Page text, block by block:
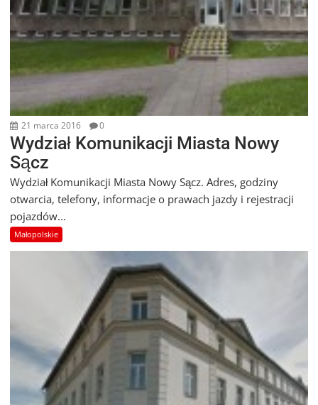
21 marca 2016 0
Wydział Komunikacji Miasta Nowy
Sącz
Wydział Komunikacji Miasta Nowy Sącz. Adres, godziny
otwarcia, telefony, informacje o prawach jazdy i rejestracji
pojazdów...
Małopolskie